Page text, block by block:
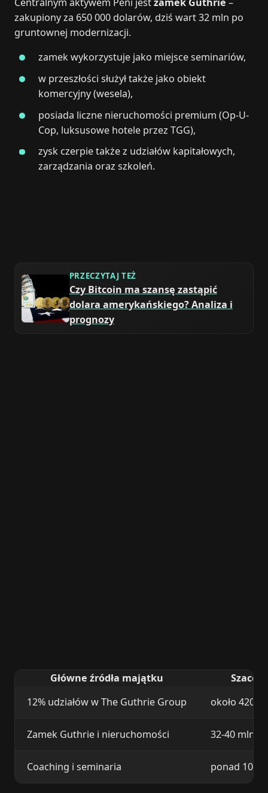
zakupiony za 650 000 dolarów, dziś wart 32 mln po
gruntownej modernizacji.
zamek wykorzystuje jako miejsce seminariów,
w przeszłości służył także jako obiekt
komercyjny (wesela),
posiada liczne nieruchomości premium (Op-U-
Cop, luksusowe hotele przez TGG),
zysk czerpie także z udziałów kapitałowych,
zarządzania oraz szkoleń.
PRZECZYTAJ TEŻ
Czy Bitcoin ma szansę zastąpić
dolara amerykańskiego? Analiza i
prognozy
Główne źródła majątku
12% udziałów w The Guthrie Group
około 420
Zamek Guthrie i nieruchomości 32-40 mln
Coaching i seminaria ponad 10